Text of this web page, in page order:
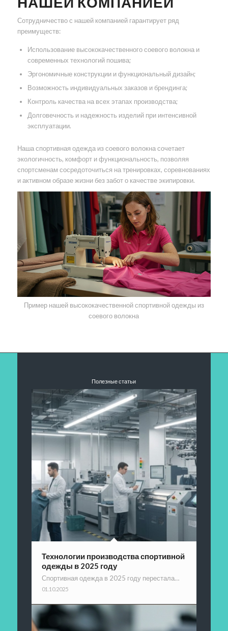
Сотрудничество с нашей компанией гарантирует ряд
преимуществ:
Использование высококачественного соевого волокна и
современных технологий пошива;
Эргономичные конструкции и функциональный дизайн;
Возможность индивидуальных заказов и брендинга;
Контроль качества на всех этапах производства;
Долговечность и надежность изделий при интенсивной
эксплуатации.
Наша спортивная одежда из соевого волокна сочетает
экологичность, комфорт и функциональность, позволяя
спортсменам сосредоточиться на тренировках, соревнованиях
и активном образе жизни без забот о качестве экипировки.
Пример нашей высококачественной спортивной одежды из
соевого волокна
Полезные статьи
Технологии производства спортивной
одежды в 2025 году
Спортивная одежда в 2025 году перестала…
01.10.2025